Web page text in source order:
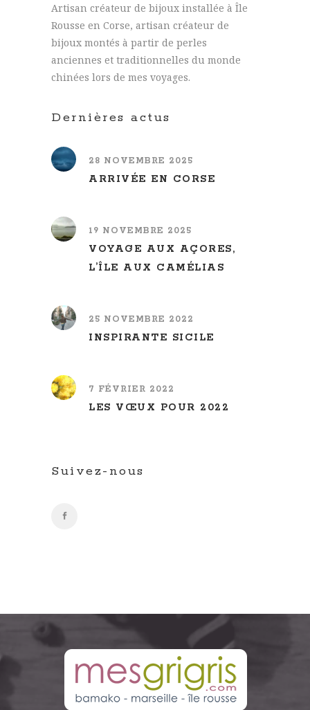
Artisan créateur de bijoux installée à Île
Rousse en Corse, artisan créateur de
bijoux montés à partir de perles
anciennes et traditionnelles du monde
chinées lors de mes voyages.
Dernières actus
28 NOVEMBRE 2025
ARRIVÉE EN CORSE
19 NOVEMBRE 2025
VOYAGE AUX AÇORES,
L’ÎLE AUX CAMÉLIAS
25 NOVEMBRE 2022
INSPIRANTE SICILE
7 FÉVRIER 2022
LES VŒUX POUR 2022
Suivez-nous